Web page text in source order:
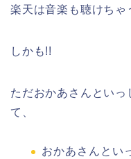
楽天は音楽も聴けちゃ
しかも!!
ただおかあさんといっ
て、
おかあさんとい